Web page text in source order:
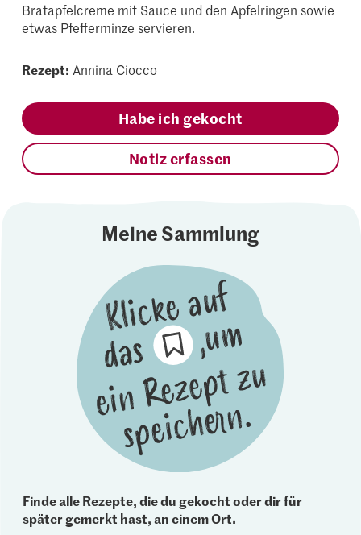
Bratapfelcreme mit Sauce und den Apfelringen sowie
etwas Pfefferminze servieren.
Rezept: Annina Ciocco
Habe ich gekocht
Notiz erfassen
Meine Sammlung
Finde alle Rezepte, die du gekocht oder dir für
später gemerkt hast, an einem Ort.